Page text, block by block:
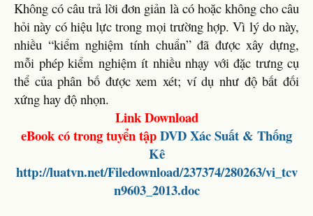
Không có câu trả lời đơn giản là có hoặc không cho câu
hỏi này có hiệu lực trong mọi trường hợp. Vì lý do này,
nhiều “kiểm nghiệm tính chuẩn” đã được xây dựng,
mỗi phép kiểm nghiệm ít nhiều nhạy với đặc trưng cụ
thể của phân bố được xem xét; ví dụ như độ bất đối
xứng hay độ nhọn.
Link Download
eBook có trong tuyển tậpDVD Xác Suất & Thống
Kê
http://luatvn.net/Filedownload/237374/280263/vi_tcv
n9603_2013.doc